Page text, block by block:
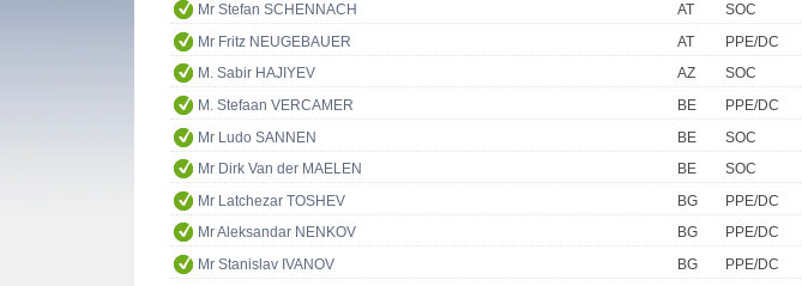
Mr Stefan SCHENNACH
AT
SOC
Mr Fritz NEUGEBAUER
AT
PPE/DC
M. Sabir HAJIYEV
AZ
SOC
M. Stefaan VERCAMER
BE
PPE/DC
Mr Ludo SANNEN
BE
SOC
Mr Dirk Van der MAELEN
BE
SOC
Mr Latchezar TOSHEV
BG
PPE/DC
Mr Aleksandar NENKOV
BG
PPE/DC
Mr Stanislav IVANOV
BG
PPE/DC